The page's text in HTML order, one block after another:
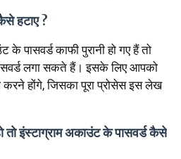
हटाए ?
पासवर्ड काफी पुरानी हो गए हैं तो
लगा सकते हैं। इसके लिए आपको
होंगे, जिसका पूरा प्रोसेस इस लेख
तो इंस्टाग्राम अकाउंट के पासवर्ड कैसे